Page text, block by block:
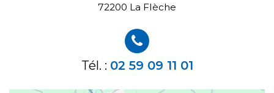
72200 La Flèche
Tél. : 02 59 09 11 01